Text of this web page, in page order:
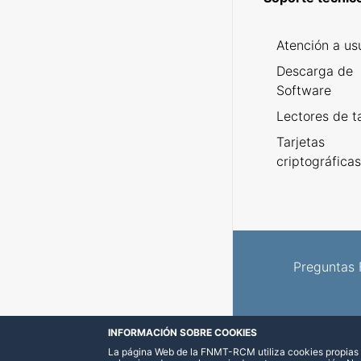
Atención a
Descarga de
Software
Lectores de
Tarjetas
criptográficas
Preguntas
INFORMACIÓN SOBRE COOKIES
La página Web de la FNMT-RCM utiliza cookies